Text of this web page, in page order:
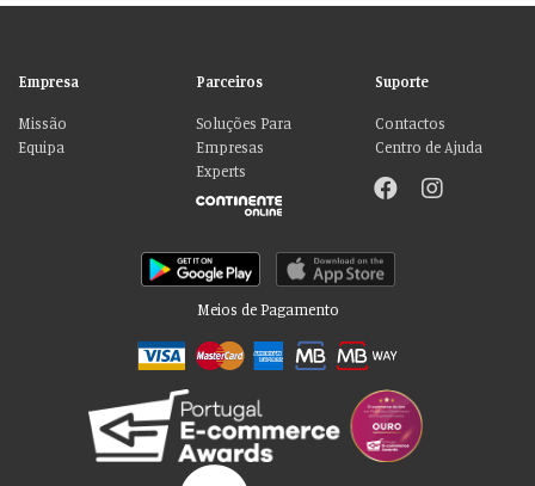
Empresa
Missão
Equipa
Parceiros
Soluções Para
Empresas
Experts
Suporte
Contactos
Centro de Ajuda
Meios de Pagamento